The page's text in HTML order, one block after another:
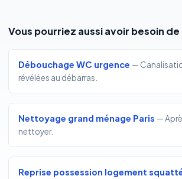
Vous pourriez aussi avoir besoin de
Débouchage WC urgence —
révélées au débarras.
Nettoyage grand ménage Paris —
nettoyer.
Reprise possession logement